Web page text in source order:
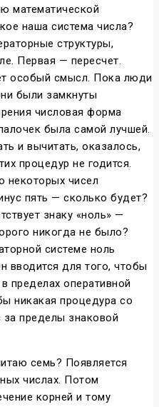
математической
наша система числа?
структуры,
Первая — пересчет.
особый смысл. Пока люди
были замкнуты
числовая форма
была самой лучшей.
и вычитать, оказалось,
процедур не годится.
некоторых чисел
пять — сколько будет?
знаку «ноль» —
никогда не было?
системе ноль
вводится для того, чтобы
пределах оперативной
никакая процедура со
пределы знаковой
семь? Появляется
числах. Потом
корней и тому